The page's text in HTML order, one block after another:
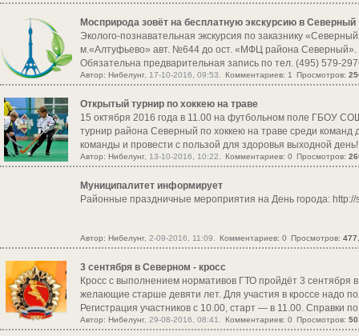
Мосприрода зовёт на бесплатную экскурсию в Северный
Эколого-познавательная экскурсия по заказнику
м.«Алтуфьево» авт. №644 до ост. «МФЦ района Северный».
Обязательна предварительная запись по тел. (495) 579-
Автор: Нибелунг, 17-10-2016, 09:53. Комментариев: 1 Просмотров:
Открытый турнир по хоккею на траве
15 октября 2016 года в 11.00 на футбольном поле ГБОУ
турнир района Северный по хоккею на траве среди
команды и провести с пользой для здоровья выходной
и горячий чай! Подробную информацию Вы можете
Автор: Нибелунг, 13-10-2016, 10:22. Комментариев: 0 Просмотров:
Муниципалитет информирует
Районные праздничные мероприятия на День города:
Автор: Нибелунг, 2-09-2016, 11:09. Комментариев: 0 Просмотров: 477
3 сентября в Северном - кросс
Кросс с выполнением нормативов ГТО пройдёт 3 сентября
желающие старше девяти лет. Для участия в кроссе надо
Регистрация участников с 10.00, старт — в 11.00. Справки
content/uploads/2016/08/Zbulvar_31_16.pdf
Автор: Нибелунг, 29-08-2016, 08:41. Комментариев: 0 Просмотров: